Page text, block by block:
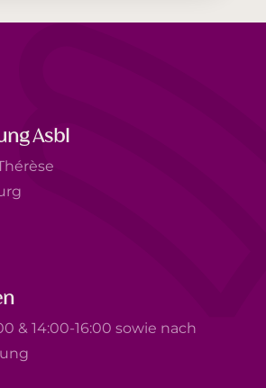
Asbl
& 14:00-16:00 sowie nach